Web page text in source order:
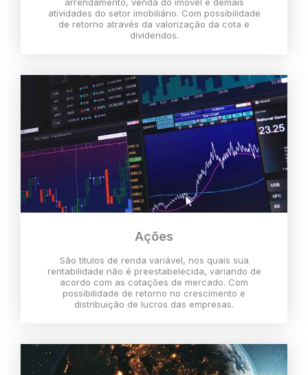
atividades do setor imobiliário. Com possibilidade
de retorno através da valorização da cota e
dividendos.
Ações
São títulos de renda variável, nos quais sua
rentabilidade não é preestabelecida, variando de
acordo com as cotações de mercado. Com
possibilidade de retorno no crescimento e
distribuição de lucros das empresas.